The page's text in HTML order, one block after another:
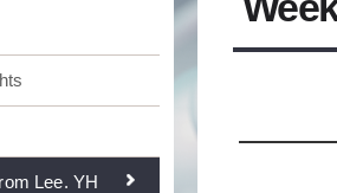
Lee. YH